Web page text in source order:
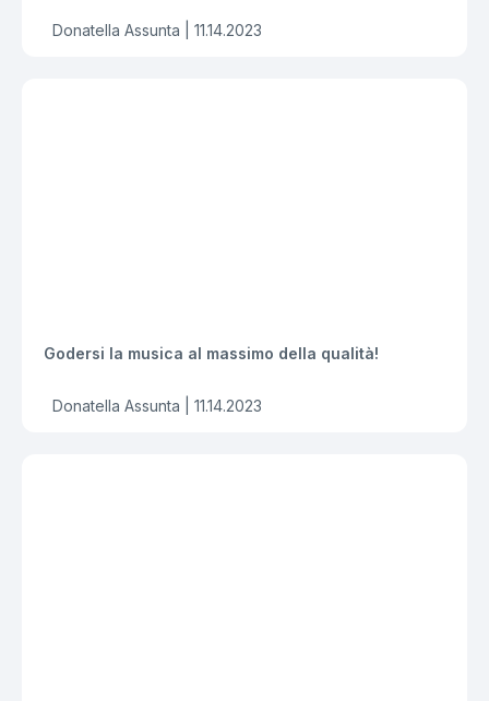
Donatella Assunta | 11.14.2023
Godersi la musica al massimo della qualità!
Donatella Assunta | 11.14.2023